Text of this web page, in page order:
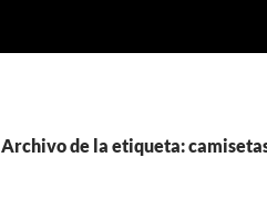
Archivo de la etiqueta: